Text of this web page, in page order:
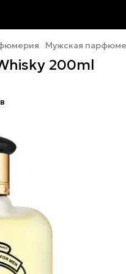
Мужская
200ml